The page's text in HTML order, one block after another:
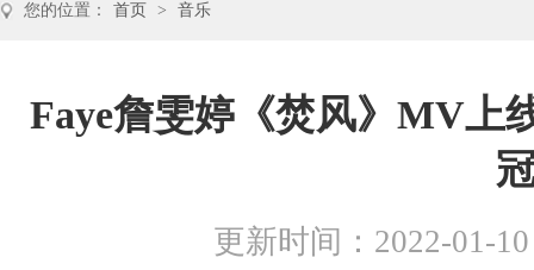
您的位置： 首页 > 音乐
Faye詹雯婷《焚风》MV上
更新时间：2022-01-10